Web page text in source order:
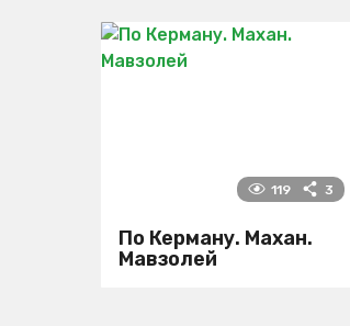
119 3
По Керману. Махан.
Мавзолей